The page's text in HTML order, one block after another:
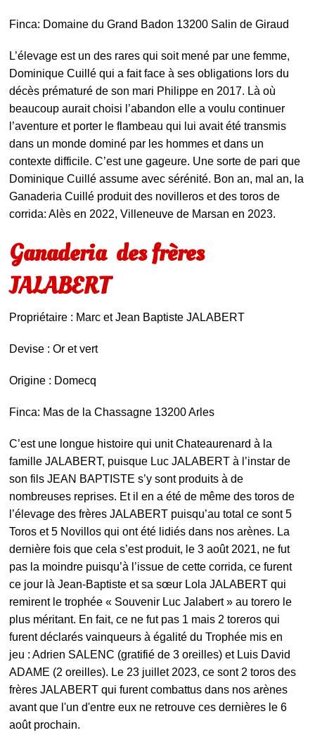
Finca: Domaine du Grand Badon 13200 Salin de Giraud
L’élevage est un des rares qui soit mené par une femme,
Dominique Cuillé qui a fait face à ses obligations lors du
décès prématuré de son mari Philippe en 2017. Là où
beaucoup aurait choisi l’abandon elle a voulu continuer
l’aventure et porter le flambeau qui lui avait été transmis
dans un monde dominé par les hommes et dans un
contexte difficile. C’est une gageure. Une sorte de pari que
Dominique Cuillé assume avec sérénité. Bon an, mal an, la
Ganaderia Cuillé produit des novilleros et des toros de
corrida: Alès en 2022, Villeneuve de Marsan en 2023.
Ganaderia des frères
JALABERT
Propriétaire : Marc et Jean Baptiste JALABERT
Devise : Or et vert
Origine : Domecq
Finca: Mas de la Chassagne 13200 Arles
C’est une longue histoire qui unit Chateaurenard à la
famille JALABERT, puisque Luc JALABERT à l’instar de
son fils JEAN BAPTISTE s’y sont produits à de
nombreuses reprises. Et il en a été de même des toros de
l’élevage des frères JALABERT puisqu’au total ce sont 5
Toros et 5 Novillos qui ont été lidiés dans nos arènes. La
dernière fois que cela s’est produit, le 3 août 2021, ne fut
pas la moindre puisqu’à l’issue de cette corrida, ce furent
ce jour là Jean-Baptiste et sa sœur Lola JALABERT qui
remirent le trophée « Souvenir Luc Jalabert » au torero le
plus méritant. En fait, ce ne fut pas 1 mais 2 toreros qui
furent déclarés vainqueurs à égalité du Trophée mis en
jeu : Adrien SALENC (gratifié de 3 oreilles) et Luis David
ADAME (2 oreilles). Le 23 juillet 2023, ce sont 2 toros des
frères JALABERT qui furent combattus dans nos arènes
avant que l'un d'entre eux ne retrouve ces dernières le 6
août prochain.